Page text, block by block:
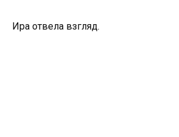
Ира отвела взгляд.